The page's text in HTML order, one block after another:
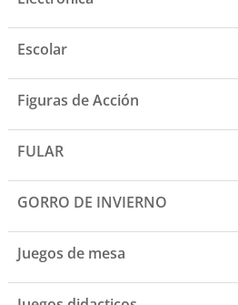
Escolar
Figuras de Acción
FULAR
GORRO DE INVIERNO
Juegos de mesa